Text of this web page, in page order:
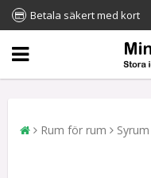
Betala säkert med kort
Rum för rum Syrum